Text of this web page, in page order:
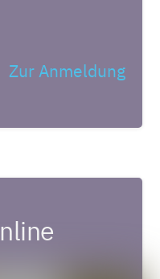
Zur Anmeldung